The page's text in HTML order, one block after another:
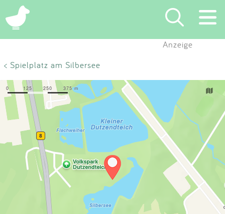
×
Suchen
Eintragen
App
Blog
Partner
Kontakt
Anzeige
< Spielplatz am Silbersee